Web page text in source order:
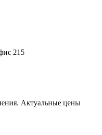
215
Актуальные цены